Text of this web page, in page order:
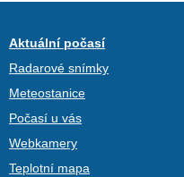
Aktuální počasí
Radarové snímky
Meteostanice
Počasí u vás
Webkamery
Teplotní mapa